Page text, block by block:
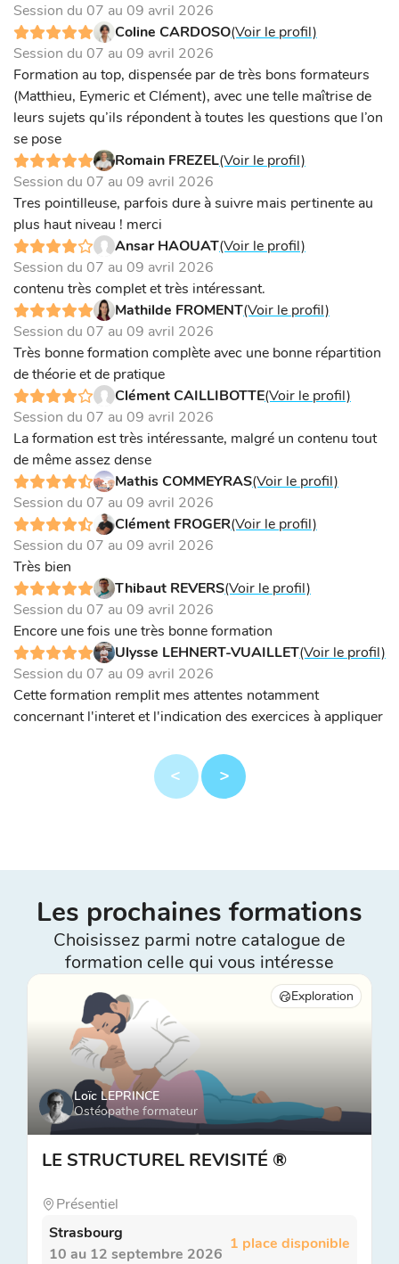
Session du 07 au 09 avril 2026
Coline CARDOSO(Voir le profil)
Session du 07 au 09 avril 2026
Formation au top, dispensée par de très bons formateurs
(Matthieu, Eymeric et Clément), avec une telle maîtrise de
leurs sujets qu’ils répondent à toutes les questions que l’on
se pose
Romain FREZEL(Voir le profil)
Session du 07 au 09 avril 2026
Tres pointilleuse, parfois dure à suivre mais pertinente au
plus haut niveau ! merci
Ansar HAOUAT(Voir le profil)
Session du 07 au 09 avril 2026
contenu très complet et très intéressant.
Mathilde FROMENT(Voir le profil)
Session du 07 au 09 avril 2026
Très bonne formation complète avec une bonne répartition
de théorie et de pratique
Clément CAILLIBOTTE(Voir le profil)
Session du 07 au 09 avril 2026
La formation est très intéressante, malgré un contenu tout
de même assez dense
Mathis COMMEYRAS(Voir le profil)
Session du 07 au 09 avril 2026
Clément FROGER(Voir le profil)
Session du 07 au 09 avril 2026
Très bien
Thibaut REVERS(Voir le profil)
Session du 07 au 09 avril 2026
Encore une fois une très bonne formation
Ulysse LEHNERT-VUAILLET(Voir le profil)
Session du 07 au 09 avril 2026
Cette formation remplit mes attentes notamment
concernant l'interet et l'indication des exercices à appliquer
Les prochaines formations
Choisissez parmi notre catalogue de
formation celle qui vous intéresse
Exploration
Loïc LEPRINCE
Ostéopathe formateur
LE STRUCTUREL REVISITÉ ®
Présentiel
Strasbourg
10 au 12 septembre 2026
1 place disponible